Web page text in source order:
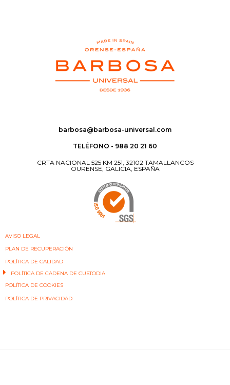
barbosa@barbosa-universal.com
TELÉFONO - 988 20 21 60
CRTA NACIONAL 525 KM 251, 32102 TAMALLANCOS
OURENSE, GALICIA, ESPAÑA
AVISO LEGAL
PLAN DE RECUPERACIÓN
POLÍTICA DE CALIDAD
POLÍTICA DE CADENA DE CUSTODIA
POLÍTICA DE COOKIES
POLÍTICA DE PRIVACIDAD